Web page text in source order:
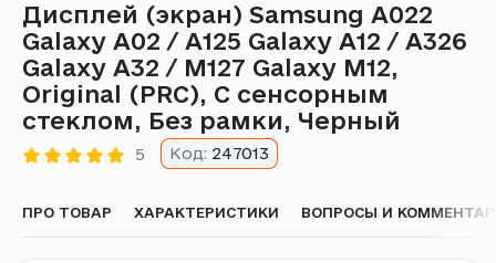
Дисплей (экран) Samsung A022
Galaxy A02 / A125 Galaxy A12 / A326
Galaxy A32 / M127 Galaxy M12,
Original (PRC), С сенсорным
стеклом, Без рамки, Черный
5 Код: 247013
ПРО ТОВАР ХАРАКТЕРИСТИКИ ВОПРОСЫ И